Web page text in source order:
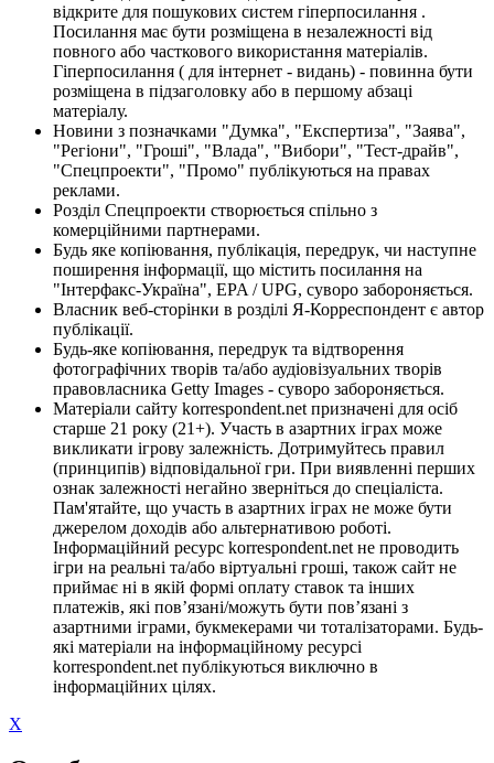
відкрите для пошукових систем гіперпосилання .
Посилання має бути розміщена в незалежності від
повного або часткового використання матеріалів.
Гіперпосилання ( для інтернет - видань) - повинна бути
розміщена в підзаголовку або в першому абзаці
матеріалу.
Новини з позначками "Думка", "Експертиза", "Заява",
"Регіони", "Гроші", "Влада", "Вибори", "Тест-драйв",
"Спецпроекти", "Промо" публікуються на правах
реклами.
Розділ Спецпроекти створюється спільно з
комерційними партнерами.
Будь яке копіювання, публікація, передрук, чи наступне
поширення інформації, що містить посилання на
"Інтерфакс-Україна", EPA / UPG, суворо забороняється.
Власник веб-сторінки в розділі Я-Корреспондент є автор
публікації.
Будь-яке копіювання, передрук та відтворення
фотографічних творів та/або аудіовізуальних творів
правовласника Getty Images - суворо забороняється.
Матеріали сайту korrespondent.net призначені для осіб
старше 21 року (21+). Участь в азартних іграх може
викликати ігрову залежність. Дотримуйтесь правил
(принципів) відповідальної гри. При виявленні перших
ознак залежності негайно зверніться до спеціаліста.
Пам'ятайте, що участь в азартних іграх не може бути
джерелом доходів або альтернативою роботі.
Інформаційний ресурс korrespondent.net не проводить
ігри на реальні та/або віртуальні гроші, також сайт не
приймає ні в якій формі оплату ставок та інших
платежів, які пов’язані/можуть бути пов’язані з
азартними іграми, букмекерами чи тоталізаторами. Будь-
які матеріали на інформаційному ресурсі
korrespondent.net публікуються виключно в
інформаційних цілях.
X